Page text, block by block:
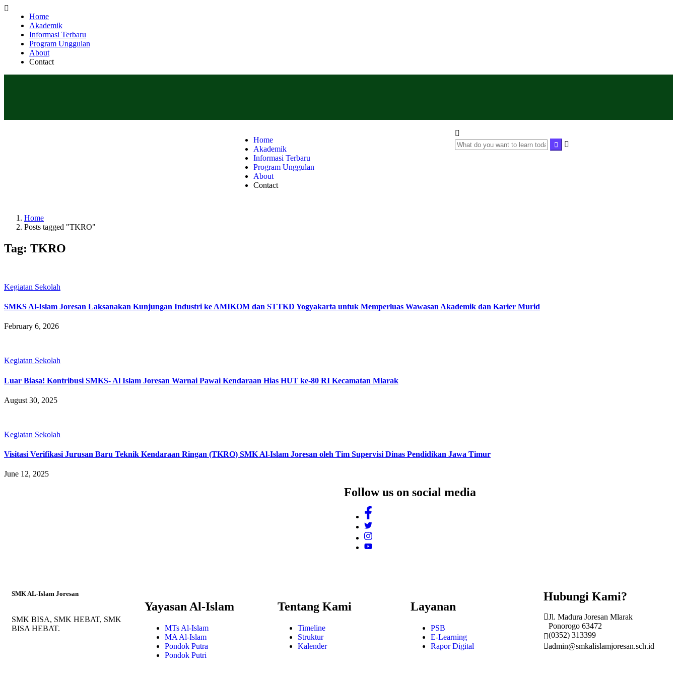
Home
Akademik
Informasi Terbaru
Program Unggulan
About
Contact
Home
Akademik
Informasi Terbaru
Program Unggulan
About
Contact
Home
Posts tagged "TKRO"
Tag: TKRO
Kegiatan Sekolah
SMKS Al-Islam Joresan Laksanakan Kunjungan Industri ke AMIKOM dan STTKD Yogyakarta untuk Memperluas Wawasan Akademik dan Karier Murid
February 6, 2026
Kegiatan Sekolah
Luar Biasa! Kontribusi SMKS- Al Islam Joresan Warnai Pawai Kendaraan Hias HUT ke-80 RI Kecamatan Mlarak
August 30, 2025
Kegiatan Sekolah
Visitasi Verifikasi Jurusan Baru Teknik Kendaraan Ringan (TKRO) SMK Al-Islam Joresan oleh Tim Supervisi Dinas Pendidikan Jawa Timur
June 12, 2025
Follow us on social media
SMK AL-Islam Joresan
SMK BISA, SMK HEBAT, SMK
BISA HEBAT.
Yayasan Al-Islam
MTs Al-Islam
MA Al-Islam
Pondok Putra
Pondok Putri
Tentang Kami
Timeline
Struktur
Kalender
Layanan
PSB
E-Learning
Rapor Digital
Hubungi Kami?
Jl. Madura Joresan Mlarak
Ponorogo 63472
(0352) 313399
admin@smkalislamjoresan.sch.id